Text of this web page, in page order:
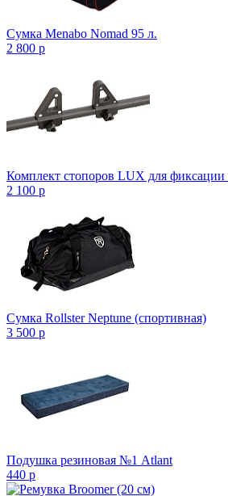
Сумка Menabo Nomad 95 л.
2 800 p
Комплект стопоров LUX для фиксации
2 100 p
Сумка Rollster Neptune (спортивная)
3 500 p
Подушка резиновая №1 Atlant
440 p